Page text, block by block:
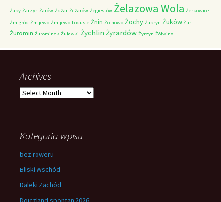
Żaby Żarzyn Żarów Żdżar Żdżarów Żegiestów Żelazowa Wola Żerkowice
Żmigród Żmijewo Żmijewo-Podusie Żnin Żochowo Żochy Żubryn Żuków Żur
Żuromin Żurominek Żuławki Żychlin Żyrardów Żyrzyn Żółwino
Archives
Archives
Kategoria wpisu
bez roweru
Bliski Wschód
Daleki Zachód
Dojczland spontan 2026